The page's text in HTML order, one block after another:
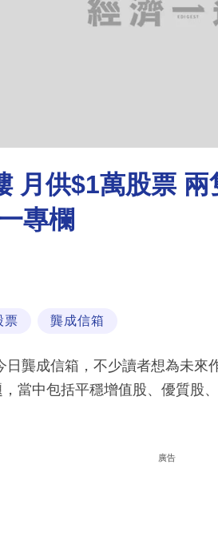
月供$1萬股票 兩
專欄
票 龔成信箱
日龔成信箱，不少讀者想為未
當中包括平穩增值股、優質股
廣告